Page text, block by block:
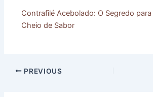
Contrafilé Acebolado: O Segredo
Cheio de Sabor
PREVIOUS